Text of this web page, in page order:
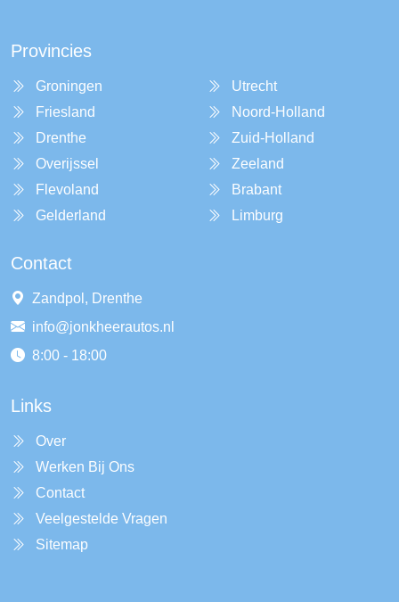
Provincies
Groningen
Friesland
Drenthe
Overijssel
Flevoland
Gelderland
Utrecht
Noord-Holland
Zuid-Holland
Zeeland
Brabant
Limburg
Contact
Zandpol, Drenthe
info@jonkheerautos.nl
8:00 - 18:00
Links
Over
Werken Bij Ons
Contact
Veelgestelde Vragen
Sitemap